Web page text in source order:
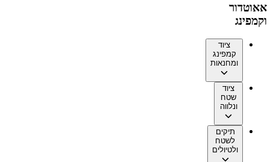
אאוטדור
וקמפינג
ציוד
קמפינג
ומחנאות
ציוד
שטח
ונלווה
תיקים
לשטח
ולטיולים